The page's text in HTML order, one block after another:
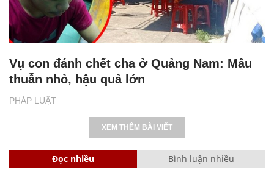
PHÁP LUẬT
Vụ con đánh chết cha ở Quảng Nam: Mâu
thuẫn nhỏ, hậu quả lớn
XEM THÊM BÀI VIẾT
Đọc nhiều Bình luận nhiều